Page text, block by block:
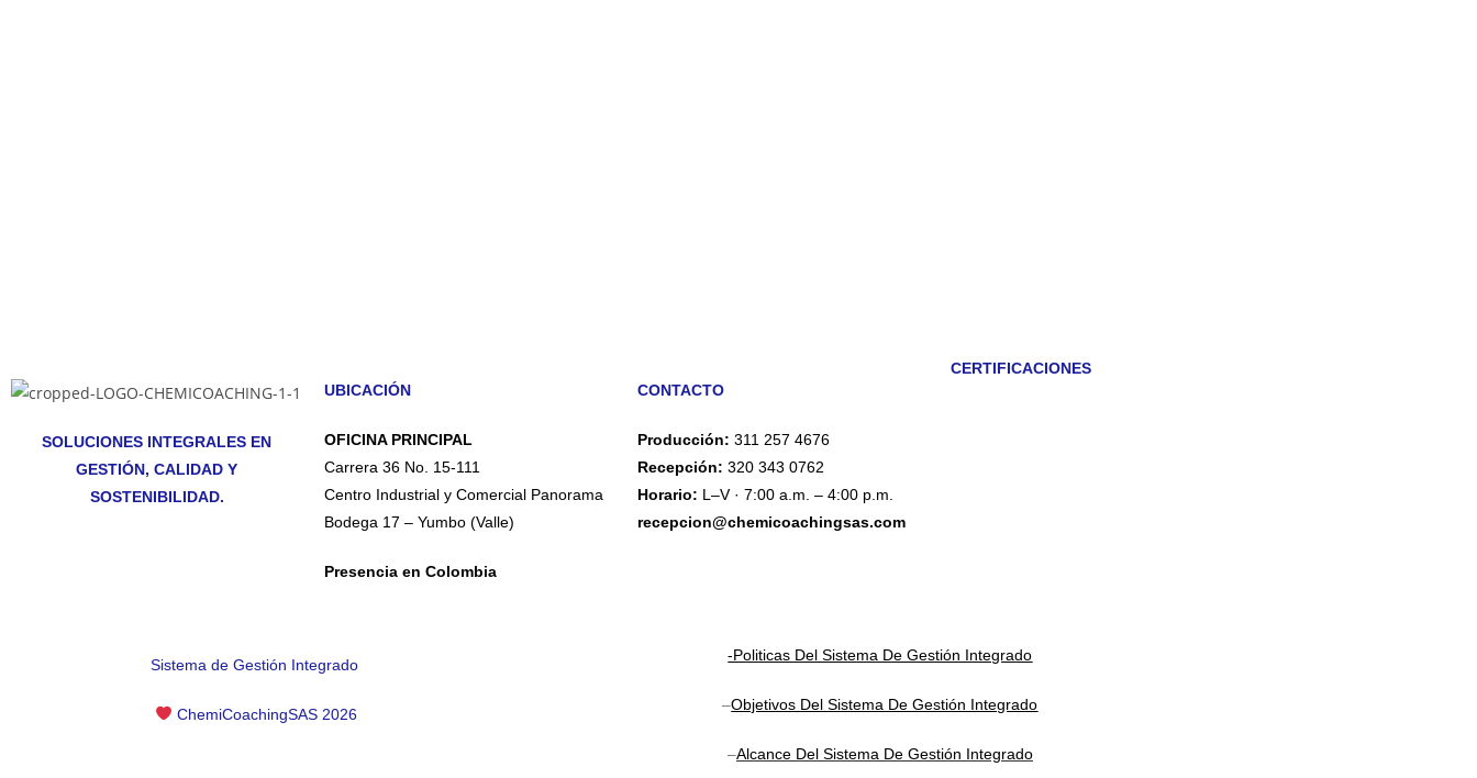
SOLUCIONES INTEGRALES EN
GESTIÓN, CALIDAD Y
SOSTENIBILIDAD.
UBICACIÓN
OFICINA PRINCIPAL
Carrera 36 No. 15-111
Centro Industrial y Comercial Panorama
Bodega 17 – Yumbo (Valle)
Presencia en Colombia
CONTACTO
Producción: 311 257 4676
Recepción: 320 343 0762
Horario: L–V · 7:00 a.m. – 4:00 p.m.
recepcion@chemicoachingsas.com
CERTIFICACIONES
Sistema de Gestión Integrado
ChemiCoachingSAS 2026
-Politicas Del Sistema De Gestión Integrado
–Objetivos Del Sistema De Gestión Integrado
–Alcance Del Sistema De Gestión Integrado